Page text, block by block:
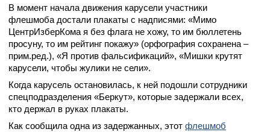
В момент начала движения карусели участники
флешмоба достали плакаты с надписями: «Мимо
ЦентрИзберКома я без флага не хожу, то им бюллетень
просуну, то им рейтинг покажу» (орфография сохранена –
прим.ред.), «Я против фальсификаций», «Мишки крутят
карусели, чтобы жулики не сели».
Когда карусель остановилась, к ней подошли сотрудники
спецподразделения «Беркут», которые задержали всех,
кто держал в руках плакаты.
Как сообщила одна из задержанных, этот флешмоб